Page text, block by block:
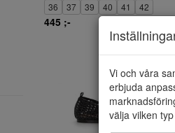
36 37 39 40 41 42
445 ;-
Vi och våra
erbjuda
välja vilken